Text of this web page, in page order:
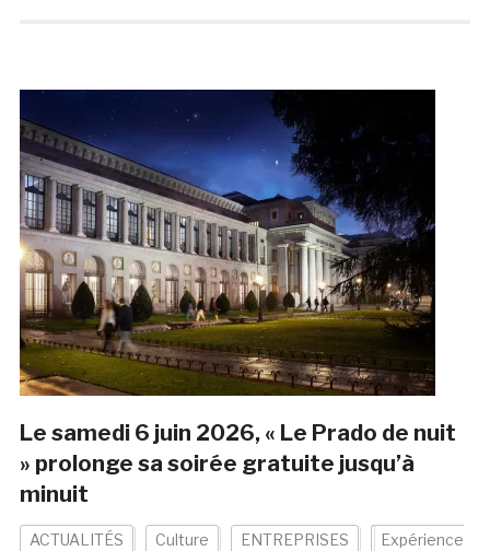
Le samedi 6 juin 2026, « Le Prado de nuit
» prolonge sa soirée gratuite jusqu’à
minuit
ACTUALITÉS Culture ENTREPRISES Expérience